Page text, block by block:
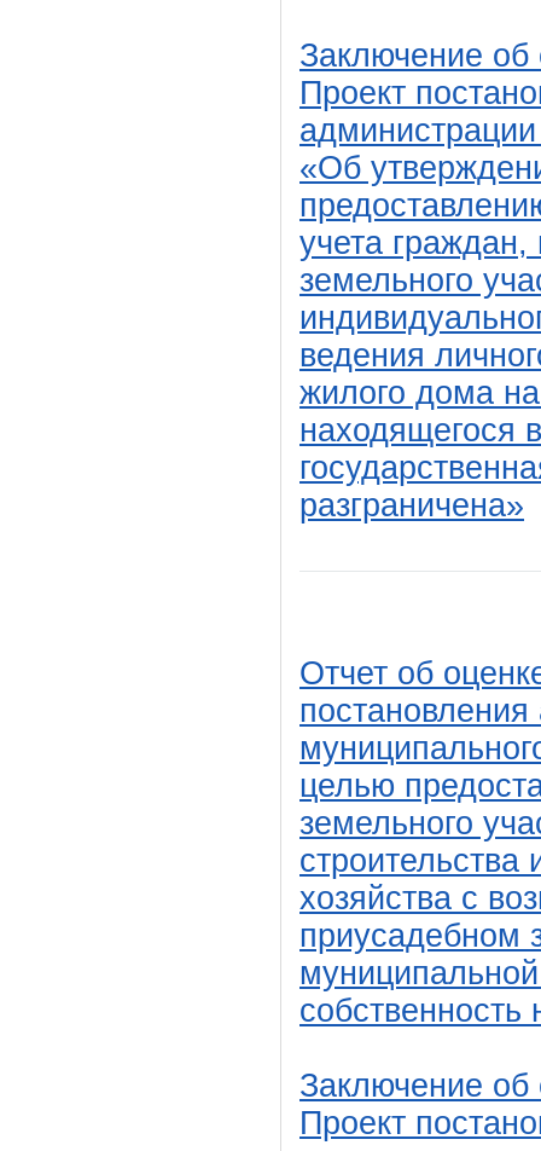
Заключение об
Проект
«Об
учета
земельного
ведения
жилого дома
находящегося
разграничена»
Отчет об
целью
земельного
строительства
хозяйства с
приусадебном
собственность
Заключение об
Проект